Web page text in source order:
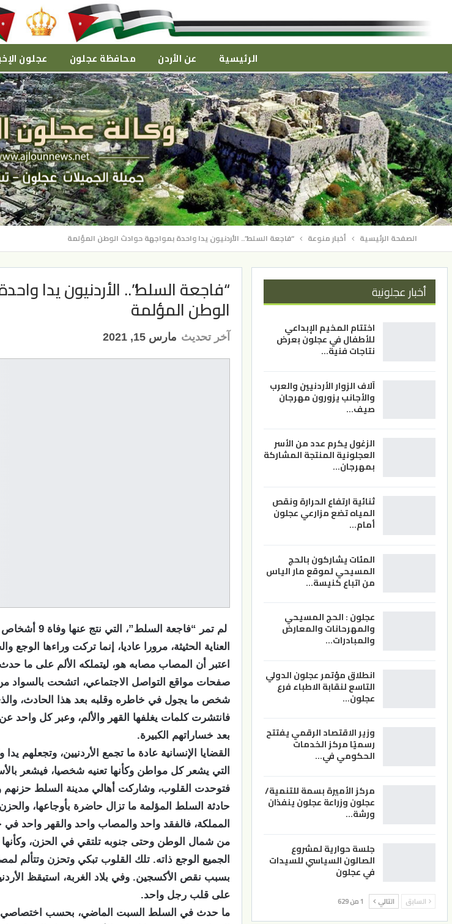
الرئيسية عن الأردن محافظة عجلون عجلون
الصفحة الرئيسية أخبار منوعة “فاجعة السلط”.. الأردنيون يدا واحدة بمواجهة حوادث الوطن المؤلمة
“فاجعة السلط”.. الأردنيون يدا
الوطن المؤلمة
آخر تحديث مارس 15, 2021
لم تمر “فاجعة
العناية الحثيثة، مرورا عاديا، إنما تركت وراءها
اعتبر أن المصاب مصابه هو، ليتملكه الألم على ما
صفحات مواقع التواصل الاجتماعي، اتشحت بالسواد
شخص ما يجول في خاطره وقلبه بعد هذا الحادث،
فانتشرت كلمات يغلفها القهر والألم، وعبر كل واحد
بعد خساراتهم الكبيرة.
القضايا الإنسانية عادة ما تجمع الأردنيين، وتجعلهم
التي يشعر كل مواطن وكأنها تعنيه شخصيا، فيشعر
فتوحدت القلوب، وشاركت أهالي مدينة السلط حزنهم
حادثة السلط المؤلمة ما تزال حاضرة بأوجاعها،
المملكة، فالفقد واحد والمصاب واحد والقهر واحد
من شمال الوطن وحتى جنوبه تلتقي في الحزن، وكأنها
الجميع الوجع ذاته. تلك القلوب تبكي وتحزن وتتألم
بسبب نقص الأكسجين. وفي بلاد الغربة، استيقظ
على قلب رجل واحد.
ما حدث في السلط السبت الماضي، بحسب اختصاصي
أخبار عجلونية
اختتام المخيم الإبداعي
للأطفال في عجلون بعرض
نتاجات فنية…
آلاف الزوار الأردنيين والعرب
والأجانب يزورون مهرجان
صيف…
الزغول يكرم عدد من الأسر
العجلونية المنتجة المشاركة
بمهرجان…
ثنائية ارتفاع الحرارة ونقص
المياه تضع مزارعي عجلون
أمام…
المئات يشاركون بالحج
المسيحي لموقع مار الياس
من اتباع كنيسة…
عجلون : الحج المسيحي
والمهرحانات والمعارض
والمبادرات…
انطلاق مؤتمر عجلون الدولي
التاسع لنقابة الاطباء فرع
عجلون…
وزير الاقتصاد الرقمي يفتتح
رسميًا مركز الخدمات
الحكومي في…
مركز الأميرة بسمة للتنمية/
عجلون وزراعة عجلون ينفذان
ورشة…
جلسة حوارية لمشروع
الصالون السياسي للسيدات
في عجلون
السابق التالي 1 من 629